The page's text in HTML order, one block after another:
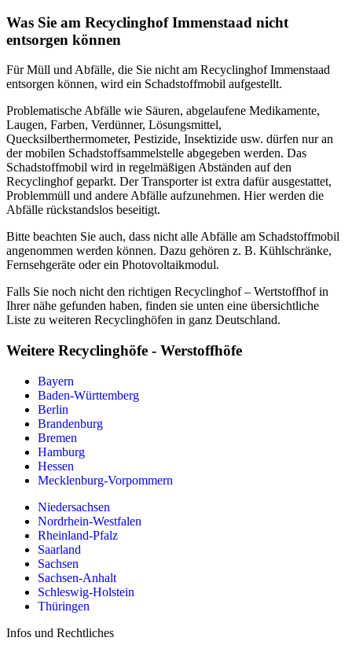
Was Sie am Recyclinghof Immenstaad nicht
entsorgen können
Für Müll und Abfälle, die Sie nicht am Recyclinghof Immenstaad
entsorgen können, wird ein Schadstoffmobil aufgestellt.
Problematische Abfälle wie Säuren, abgelaufene Medikamente,
Laugen, Farben, Verdünner, Lösungsmittel,
Quecksilberthermometer, Pestizide, Insektizide usw. dürfen nur an
der mobilen Schadstoffsammelstelle abgegeben werden. Das
Schadstoffmobil wird in regelmäßigen Abständen auf den
Recyclinghof geparkt. Der Transporter ist extra dafür ausgestattet,
Problemmüll und andere Abfälle aufzunehmen. Hier werden die
Abfälle rückstandslos beseitigt.
Bitte beachten Sie auch, dass nicht alle Abfälle am Schadstoffmobil
angenommen werden können. Dazu gehören z. B. Kühlschränke,
Fernsehgeräte oder ein Photovoltaikmodul.
Falls Sie noch nicht den richtigen Recyclinghof – Wertstoffhof in
Ihrer nähe gefunden haben, finden sie unten eine übersichtliche
Liste zu weiteren Recyclinghöfen in ganz Deutschland.
Weitere Recyclinghöfe - Werstoffhöfe
Bayern
Baden-Württemberg
Berlin
Brandenburg
Bremen
Hamburg
Hessen
Mecklenburg-Vorpommern
Niedersachsen
Nordrhein-Westfalen
Rheinland-Pfalz
Saarland
Sachsen
Sachsen-Anhalt
Schleswig-Holstein
Thüringen
Infos und Rechtliches